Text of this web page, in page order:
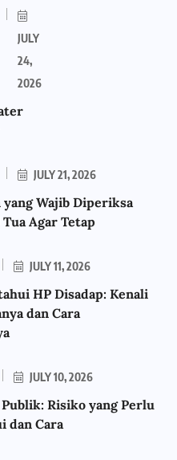
JULY
24,
2026
JULY 21, 2026
yang Wajib Diperiksa
Agar Tetap
JULY 11, 2026
HP Disadap: Kenali
dan Cara
JULY 10, 2026
Risiko yang Perlu
dan Cara